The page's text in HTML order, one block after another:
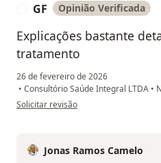
GF Opinião Verificada
Explicações bastante
tratamento
26 de fevereiro de 2026
• Consultório Saúde Integral LTDA •
na opinião do utilizador GF
Solicitar revisão
Jonas Ramos Camelo